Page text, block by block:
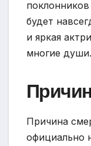
будет
и яркая
многие души.
Причина
официально